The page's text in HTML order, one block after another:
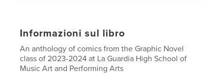
Informazioni sul libro
An anthology of comics from the Graphic Novel
class of 2023-2024 at La Guardia High School of
Music Art and Performing Arts